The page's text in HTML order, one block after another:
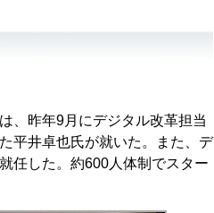
、昨年9月にデジタル改革担当
平井卓也氏が就いた。また、デ
任した。約600人体制でスター